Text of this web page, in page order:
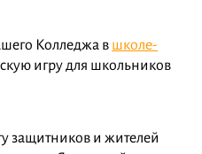
Колледжа в школе-
игру для школьников
защитников и жителей